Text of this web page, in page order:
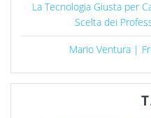
La Tecnologia Giusta per
Scelta dei
Mario Ventura |